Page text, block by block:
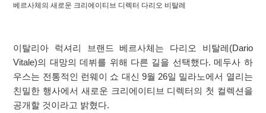
베르사체의 새로운 크리에이티브 디렉터 다리오 비탈레
이탈리아 럭셔리 브랜드 베르사체는 다리오 비탈레(Dario
Vitale)의 대망의 데뷔를 위해 다른 길을 선택했다. 메두사 하
우스는 전통적인 런웨이 쇼 대신 9월 26일 밀라노에서 열리는
친밀한 행사에서 새로운 크리에이티브 디렉터의 첫 컬렉션을
공개할 것이라고 밝혔다.